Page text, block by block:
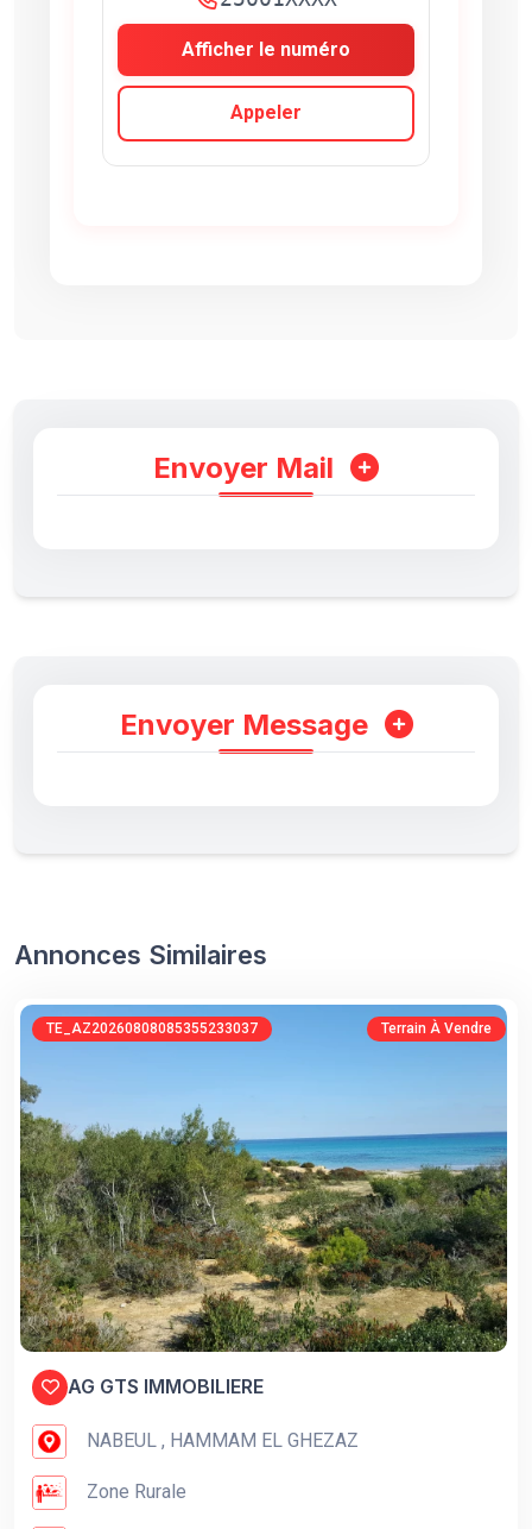
Afficher le numéro
Appeler
Envoyer Mail
Envoyer Message
Annonces Similaires
TE_AZ20260808085355233037 Terrain À Vendre
AG GTS IMMOBILIERE
NABEUL , HAMMAM EL GHEZAZ
Zone Rurale